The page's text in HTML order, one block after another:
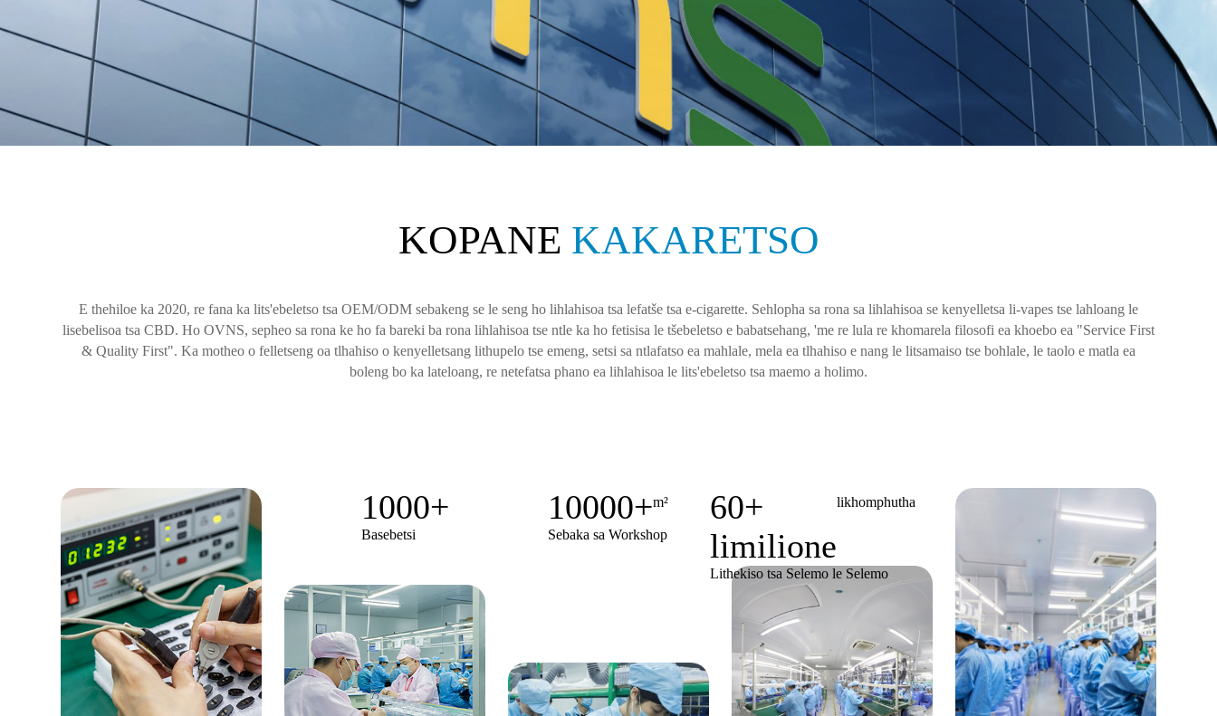
Ithute haholoanyane
KOPANE KAKARETSO
E thehiloe ka 2020, re fana ka lits'ebeletso tsa OEM/ODM sebakeng se le seng ho lihlahisoa tsa lefatše tsa e-cigarette. Sehlopha sa rona sa lihlahisoa se kenyelletsa li-vapes tse lahloang le
lisebelisoa tsa CBD. Ho OVNS, sepheo sa rona ke ho fa bareki ba rona lihlahisoa tse ntle ka ho fetisisa le tšebeletso e babatsehang, 'me re lula re khomarela filosofi ea khoebo ea "Service First
& Quality First". Ka motheo o felletseng oa tlhahiso o kenyelletsang lithupelo tse emeng, setsi sa ntlafatso ea mahlale, mela ea tlhahiso e nang le litsamaiso tse bohlale, le taolo e matla ea
boleng bo ka lateloang, re netefatsa phano ea lihlahisoa le lits'ebeletso tsa maemo a holimo.
1000+
Basebetsi
10000+m²
Sebaka sa Workshop
60+
limilione
likhomphutha
Lithekiso tsa Selemo le Selemo